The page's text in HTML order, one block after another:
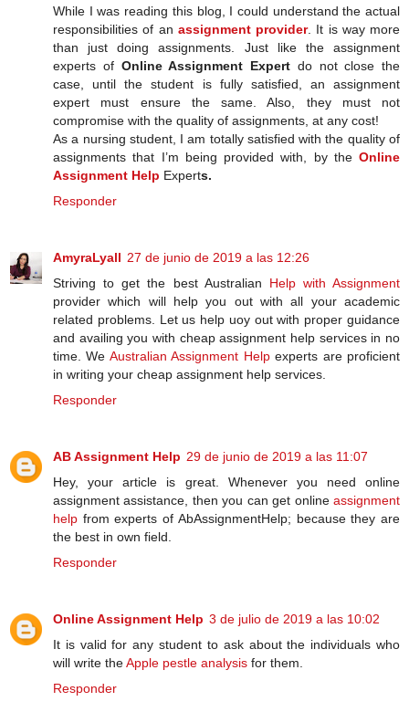
While I was reading this blog, I could understand the actual
responsibilities of an assignment provider. It is way more
than just doing assignments. Just like the assignment
experts of Online Assignment Expert do not close the
case, until the student is fully satisfied, an assignment
expert must ensure the same. Also, they must not
compromise with the quality of assignments, at any cost!
As a nursing student, I am totally satisfied with the quality of
assignments that I’m being provided with, by the Online
Assignment Help Experts.
Responder
AmyraLyall 27 de junio de 2019 a las 12:26
Striving to get the best Australian Help with Assignment
provider which will help you out with all your academic
related problems. Let us help uoy out with proper guidance
and availing you with cheap assignment help services in no
time. We Australian Assignment Helpexperts are proficient
in writing your cheap assignment help services.
Responder
AB Assignment Help 29 de junio de 2019 a las 11:07
Hey, your article is great. Whenever you need online
assignment assistance, then you can get online assignment
help from experts of AbAssignmentHelp; because they are
the best in own field.
Responder
Online Assignment Help 3 de julio de 2019 a las 10:02
It is valid for any student to ask about the individuals who
will write theApple pestle analysis for them.
Responder